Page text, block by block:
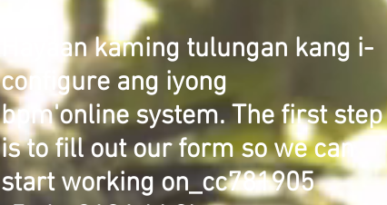
Hayaan kaming tulungan kang i-
configure ang iyong
bpm'online system. The first step
is to fill out our form so we can
start working on_cc781905